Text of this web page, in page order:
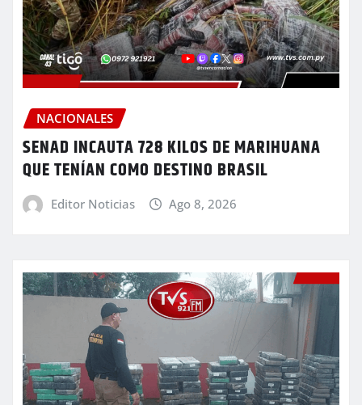
NACIONALES
SENAD INCAUTA 728 KILOS DE MARIHUANA
QUE TENÍAN COMO DESTINO BRASIL
Editor Noticias Ago 8, 2026